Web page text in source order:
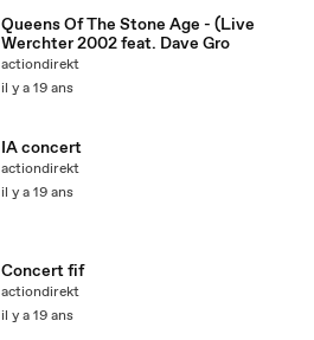
Queens Of The Stone Age - (Live
Werchter 2002 feat. Dave Gro
actiondirekt
il y a 19 ans
IA concert
actiondirekt
il y a 19 ans
Concert fif
actiondirekt
il y a 19 ans